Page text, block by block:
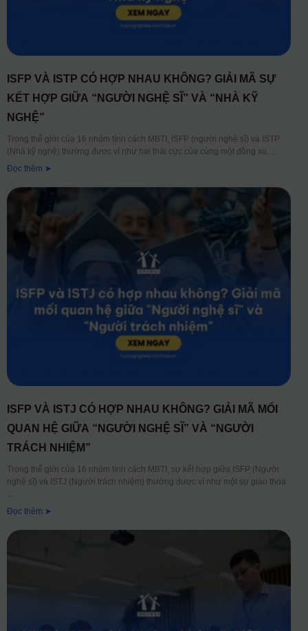
ISFP VÀ ISTP CÓ HỢP NHAU KHÔNG? GIẢI MÃ SỰ
KẾT HỢP GIỮA “NGƯỜI NGHỆ SĨ” VÀ “NHÀ KỸ
NGHỆ”
Trong thế giới của 16 nhóm tính cách MBTI, ISFP (người nghệ sĩ) và ISTP
(Nhà kỹ nghệ) thường được ví như hai thái cực của cùng một đồng xu.
Đọc thêm ➤
ISFP VÀ ISTJ CÓ HỢP NHAU KHÔNG? GIẢI MÃ MỐI
QUAN HỆ GIỮA “NGƯỜI NGHỆ SĨ” VÀ “NGƯỜI
TRÁCH NHIỆM”
Trong thế giới của 16 nhóm tính cách MBTI, sự kết hợp giữa ISFP (Người
nghệ sĩ) và ISTJ (Người trách nhiệm) thường được ví như một sự giao thoa
Đọc thêm ➤